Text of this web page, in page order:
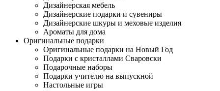
Дизайнерская мебель
Дизайнерские подарки и сувениры
Дизайнерские шкуры и меховые изделия
Ароматы для дома
Оригинальные подарки
Оригинальные подарки на Новый Год
Подарки с кристаллами Сваровски
Подарочные наборы
Подарки учителю на выпускной
Настольные игры